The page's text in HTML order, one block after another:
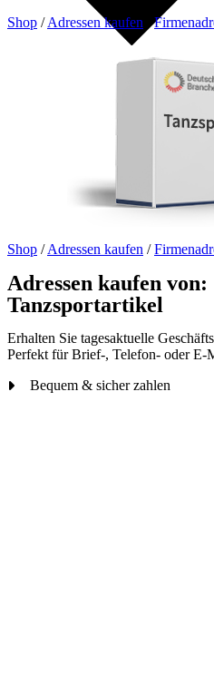
Shop /Adressen kaufen /
Shop /Adressen kaufen /
Adressen kaufen von:
Tanzsportartikel
Erhalten Sie tagesaktuelle
Perfekt für Brief-, Telefon- oder E-
Bequem & sicher zahlen